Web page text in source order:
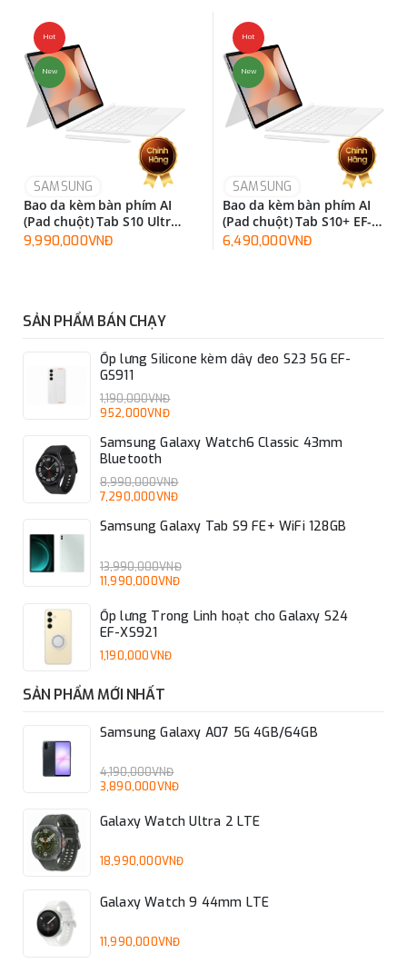
Hot
New
SAMSUNG
Bao da kèm bàn phím AI
(Pad chuột) Tab S10 Ultra
EF-DX925UBEGWW
9,990,000VNĐ
Hot
New
SAMSUNG
Bao da kèm bàn phím AI
(Pad chuột) Tab S10+ EF-
DX825UWEGWW
6,490,000VNĐ
SẢN PHẨM BÁN CHẠY
Ốp lưng Silicone kèm dây đeo S23 5G EF-
GS911
1,190,000VNĐ
952,000VNĐ
Samsung Galaxy Watch6 Classic 43mm
Bluetooth
8,990,000VNĐ
7,290,000VNĐ
Samsung Galaxy Tab S9 FE+ WiFi 128GB
13,990,000VNĐ
11,990,000VNĐ
Ốp lưng Trong Linh hoạt cho Galaxy S24
EF-XS921
1,190,000VNĐ
SẢN PHẨM MỚI NHẤT
Samsung Galaxy A07 5G 4GB/64GB
4,190,000VNĐ
3,890,000VNĐ
Galaxy Watch Ultra 2 LTE
18,990,000VNĐ
Galaxy Watch 9 44mm LTE
11,990,000VNĐ